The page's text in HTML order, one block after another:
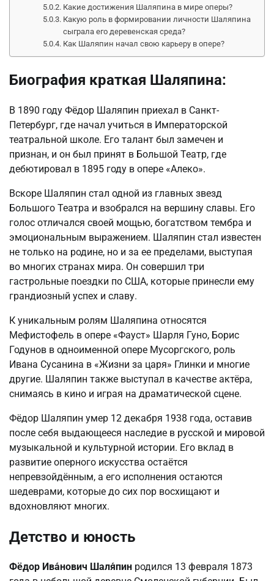
Какие достижения Шаляпина в мире оперы?
Какую роль в формировании личности Шаляпина
сыграла его деревенская среда?
Как Шаляпин начал свою карьеру в опере?
Биография краткая Шаляпина:
В 1890 году Фёдор Шаляпин приехал в Санкт-
Петербург, где начал учиться в Императорской
театральной школе. Его талант был замечен и
признан, и он был принят в Большой Театр, где
дебютировал в 1895 году в опере «Алеко».
Вскоре Шаляпин стал одной из главных звезд
Большого Театра и взобрался на вершину славы. Его
голос отличался своей мощью, богатством тембра и
эмоциональным выражением. Шаляпин стал известен
не только на родине, но и за ее пределами, выступая
во многих странах мира. Он совершил три
гастрольные поездки по США, которые принесли ему
грандиозный успех и славу.
К уникальным ролям Шаляпина относятся
Мефистофель в опере «Фауст» Шарля Гуно, Борис
Годунов в одноименной опере Мусоргского, роль
Ивана Сусанина в «Жизни за царя» Глинки и многие
другие. Шаляпин также выступал в качестве актёра,
снимаясь в кино и играя на драматической сцене.
Фёдор Шаляпин умер 12 декабря 1938 года, оставив
после себя выдающееся наследие в русской и мировой
музыкальной и культурной истории. Его вклад в
развитие оперного искусства остаётся
непревзойдённым, а его исполнения остаются
шедеврами, которые до сих пор восхищают и
вдохновляют многих.
Детство и юность
Фёдор Ива́нович Шаля́пин родился 13 февраля 1873